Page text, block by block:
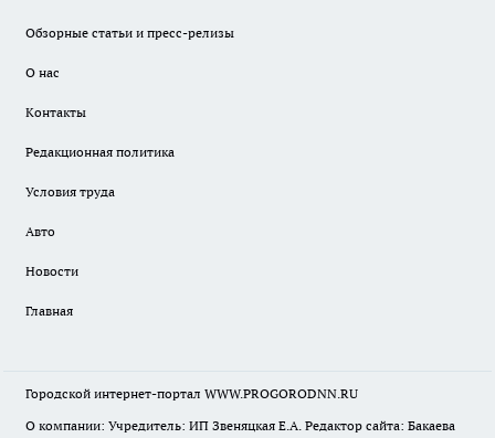
Обзорные статьи и пресс-релизы
О нас
Контакты
Редакционная политика
Условия труда
Авто
Новости
Главная
Городской интернет-портал WWW.PROGORODNN.RU
О компании: Учредитель: ИП Звеняцкая Е.А. Редактор сайта: Бакаева